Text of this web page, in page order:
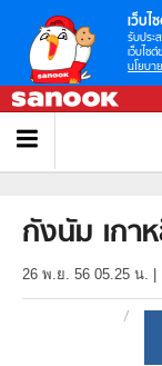
เว็บไ
รับประ
เว็บไซ
นโยบา
กังนัม เกา
26 พ.ย. 56 05.25 น.